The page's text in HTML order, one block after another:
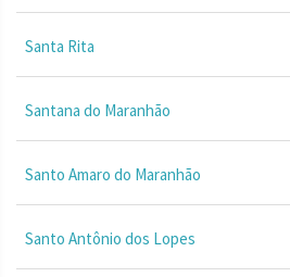
Santa Rita
Santana do Maranhão
Santo Amaro do Maranhão
Santo Antônio dos Lopes